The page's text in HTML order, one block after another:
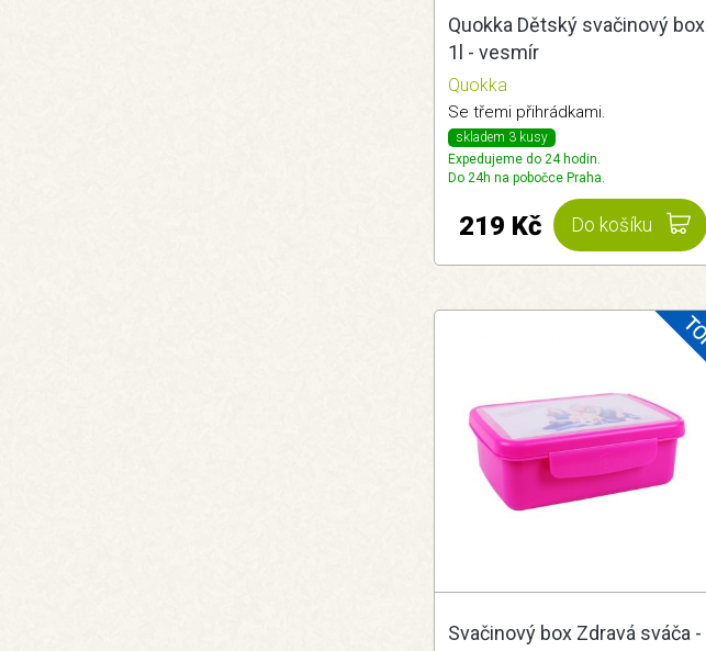
Quokka Dětský svačinový box
1l - vesmír
Quokka
Se třemi přihrádkami.
skladem 3 kusy
Expedujeme do 24 hodin.
Do 24h na pobočce Praha.
Do košíku
219 Kč
Svačinový box Zdravá sváča -